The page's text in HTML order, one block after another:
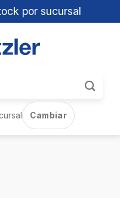
por sucursal
Cambiar